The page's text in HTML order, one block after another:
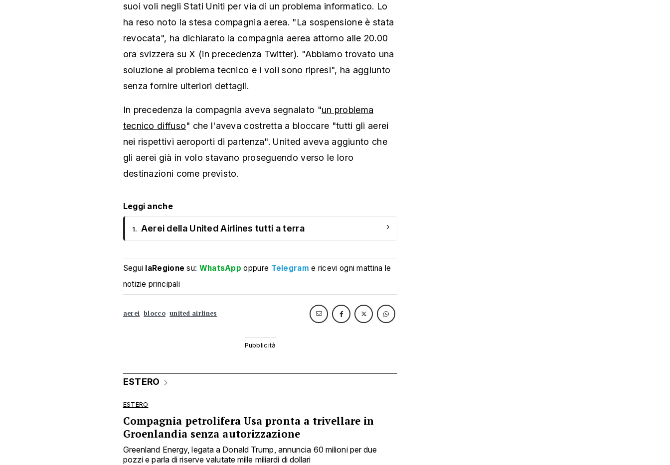
suoi voli negli Stati Uniti per via di un problema informatico. Lo
ha reso noto la stesa compagnia aerea. "La sospensione è stata
revocata", ha dichiarato la compagnia aerea attorno alle 20.00
ora svizzera su X (in precedenza Twitter). "Abbiamo trovato una
soluzione al problema tecnico e i voli sono ripresi", ha aggiunto
senza fornire ulteriori dettagli.
In precedenza la compagnia aveva segnalato "un problema
tecnico diffuso" che l'aveva costretta a bloccare "tutti gli aerei
nei rispettivi aeroporti di partenza". United aveva aggiunto che
gli aerei già in volo stavano proseguendo verso le loro
destinazioni come previsto.
Leggi anche
1. Aerei della United Airlines tutti a terra ›
Segui laRegione su: WhatsApp oppure Telegram e ricevi ogni mattina le
notizie principali
aerei blocco united airlines
ESTERO
ESTERO
Compagnia petrolifera Usa pronta a trivellare in
Groenlandia senza autorizzazione
Greenland Energy, legata a Donald Trump, annuncia 60 milioni per due
pozzi e parla di riserve valutate mille miliardi di dollari